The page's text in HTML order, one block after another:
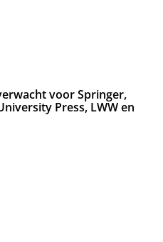
voor Springer,
Press, LWW en